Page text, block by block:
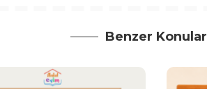
Benzer Konular